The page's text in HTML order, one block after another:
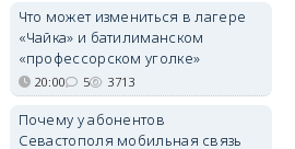
Что может измениться в лагере
«Чайка» и батилиманском
«профессорском уголке»
20:00 5 3713
Почему у абонентов
Севастополя мобильная связь